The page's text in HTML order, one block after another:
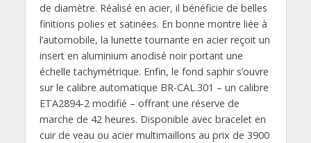
de diamètre. Réalisé en acier, il bénéficie de belles
finitions polies et satinées. En bonne montre liée à
l’automobile, la lunette tournante en acier reçoit un
insert en aluminium anodisé noir portant une
échelle tachymétrique. Enfin, le fond saphir s’ouvre
sur le calibre automatique BR-CAL.301 – un calibre
ETA2894-2 modifié – offrant une réserve de
marche de 42 heures. Disponible avec bracelet en
cuir de veau ou acier multimaillons au prix de 3900